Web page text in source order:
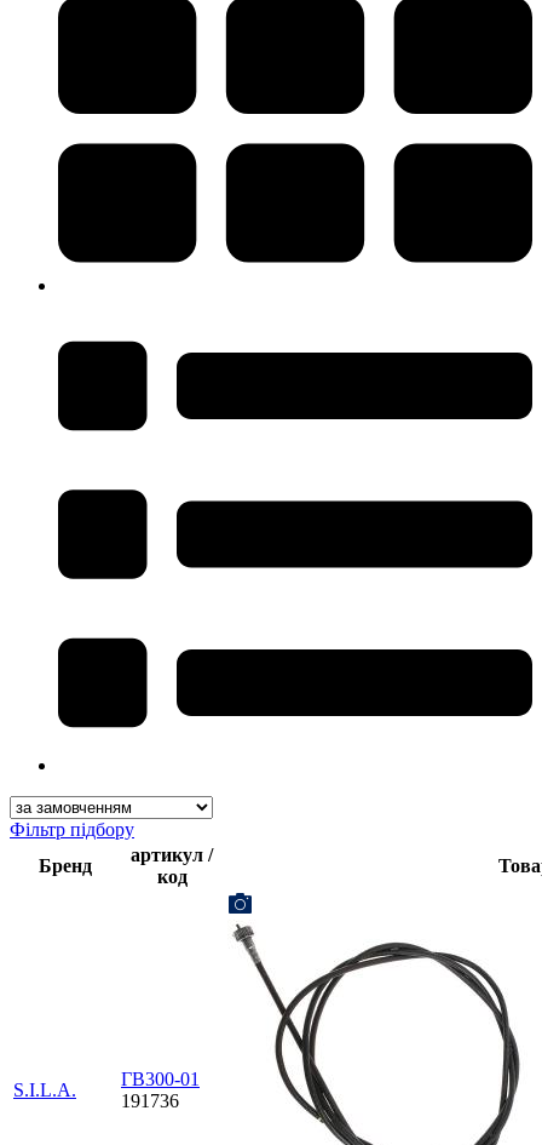
Фільтр підбору
Бренд
артикул /
код
S.I.L.A.
ГВ300-01
191736